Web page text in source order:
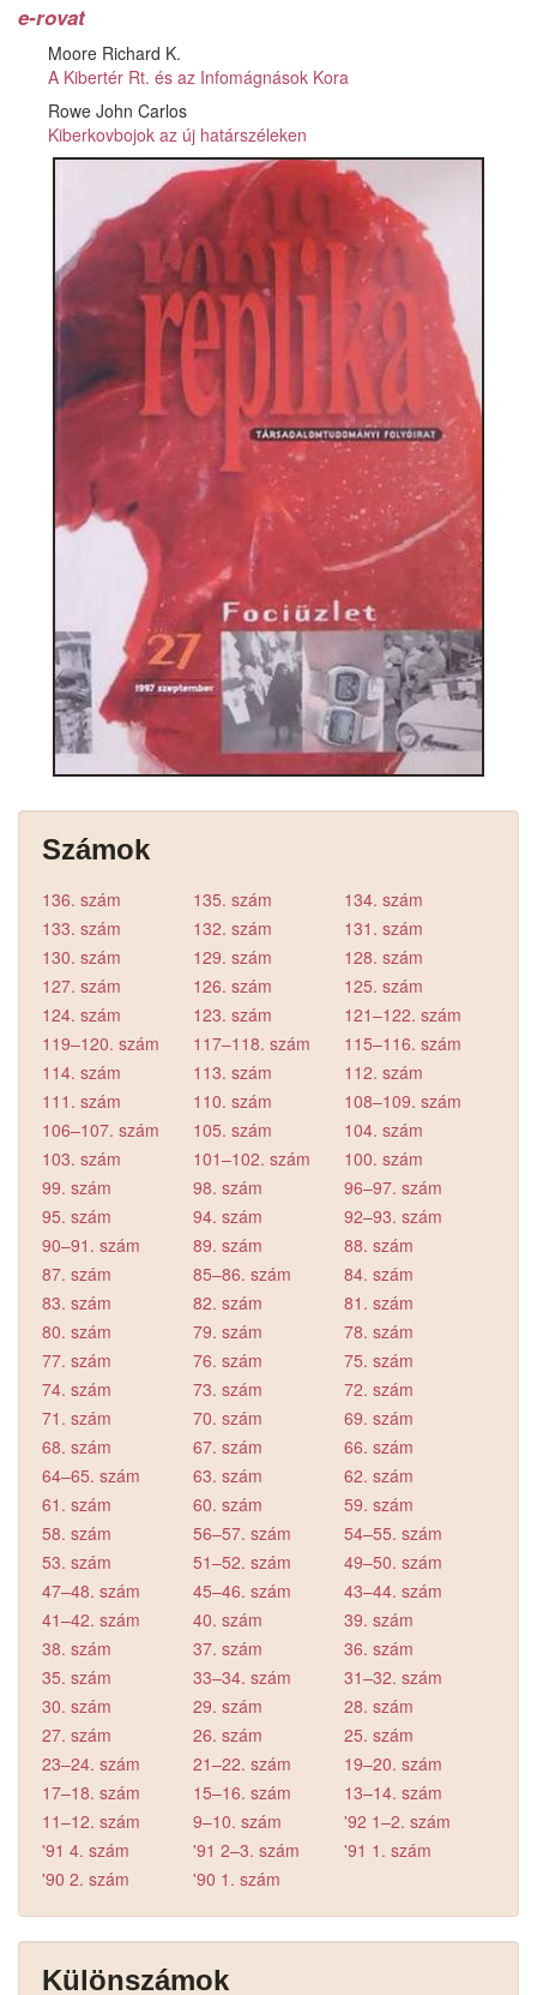
e-rovat
Moore Richard K.
A Kibertér Rt. és az Infomágnások Kora
Rowe John Carlos
Kiberkovbojok az új határszéleken
Számok
136. szám 135. szám
134. szám
133. szám
132. szám
131. szám
130. szám
129. szám
128. szám
127. szám
126. szám
125. szám
124. szám
123. szám
121–122. szám
119–120. szám
117–118. szám
115–116. szám
114. szám
113. szám
112. szám
111. szám
110. szám
108–109. szám
106–107. szám
105. szám
104. szám
103. szám
101–102. szám
100. szám
99. szám
98. szám
96–97. szám
95. szám
94. szám
92–93. szám
90–91. szám
89. szám
88. szám
87. szám
85–86. szám
84. szám
83. szám
82. szám
81. szám
80. szám
79. szám
78. szám
77. szám
76. szám
75. szám
74. szám
73. szám
72. szám
71. szám
70. szám
69. szám
68. szám
67. szám
66. szám
64–65. szám
63. szám
62. szám
61. szám
60. szám
59. szám
58. szám
56–57. szám
54–55. szám
53. szám
51–52. szám
49–50. szám
47–48. szám
45–46. szám
43–44. szám
41–42. szám
40. szám
39. szám
38. szám
37. szám
36. szám
35. szám
33–34. szám
31–32. szám
30. szám
29. szám
28. szám
27. szám
26. szám
25. szám
23–24. szám
21–22. szám
19–20. szám
17–18. szám
15–16. szám
13–14. szám
11–12. szám
9–10. szám
'92 1–2. szám
'91 4. szám
'91 2–3. szám
'91 1. szám
'90 2. szám
'90 1. szám
Különszámok